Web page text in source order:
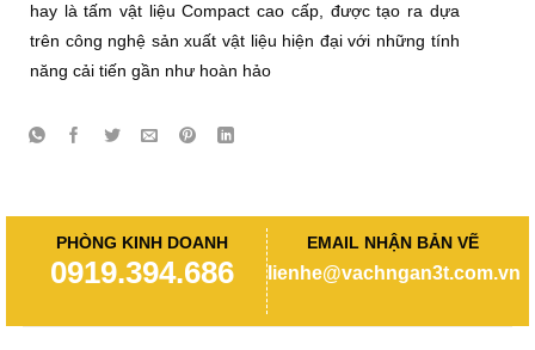
hay là tấm vật liệu Compact cao cấp, được tạo ra dựa
trên công nghệ sản xuất vật liệu hiện đại với những tính
năng cải tiến gần như hoàn hảo
PHÒNG KINH DOANH
0919.394.686
EMAIL NHẬN BẢN VẼ
lienhe@vachngan3t.com.vn